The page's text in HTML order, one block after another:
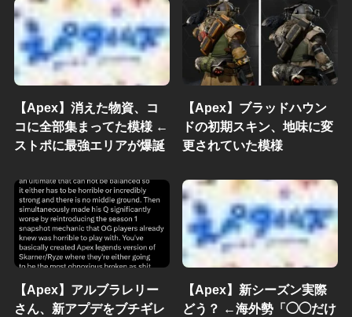
【Apex】消えた物資、コ
コに全部集まってた模様 ←
ストポに最強エリアが爆誕
【Apex】ブラッドハウン
ドの初期スキン、地味に変
更されていた模様
【Apex】アルブラレリー
さん、新アプデをブチギレ
【Apex】新シーズン実際
どう？ ←海外勢「◯◯だけ